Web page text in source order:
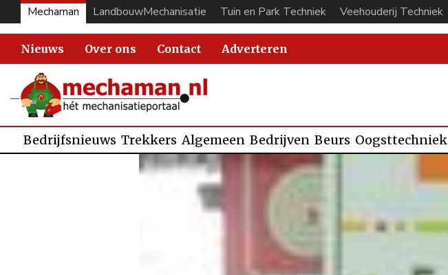
Mechaman LandbouwMechanisatie Tuin en Park Techniek Veehouderij Techniek
Nieuws Over ons Contact Adverteren
Bedrijfsnieuws Trekkers Algemeen Bedrijven Beurs Oogsttechniek